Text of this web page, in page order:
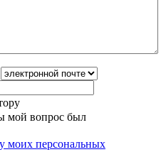
мой вопрос был
моих персональных